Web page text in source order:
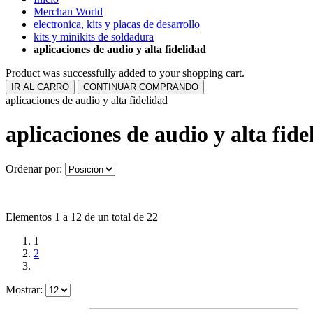
Merchan World
electronica, kits y placas de desarrollo
kits y minikits de soldadura
aplicaciones de audio y alta fidelidad
Product was successfully added to your shopping cart.
IR AL CARRO CONTINUAR COMPRANDO
aplicaciones de audio y alta fidelidad
aplicaciones de audio y alta
Ordenar por:
Elementos 1 a 12 de un total de 22
1
2
Mostrar: